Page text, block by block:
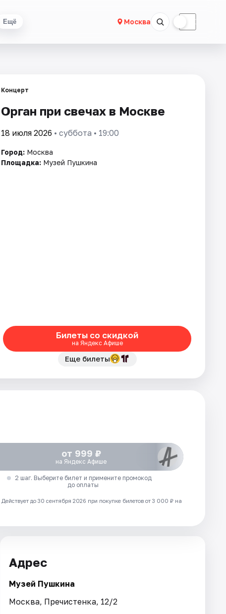
Ещё Москва ☾
Концерт
Орган при свечах в Москве
18 июля 2026 • суббота • 19:00
Город: Москва
Площадка: Музей Пушкина
Билеты со скидкой
на Яндекс Афише
Еще билеты
от 999 ₽
на Яндекс Афише
2 шаг. Выберите билет и примените промокод
до оплаты
Действует до 30 сентября 2026 при покупке билетов от 3 000 ₽ на
Адрес
Музей Пушкина
Москва, Пречистенка, 12/2